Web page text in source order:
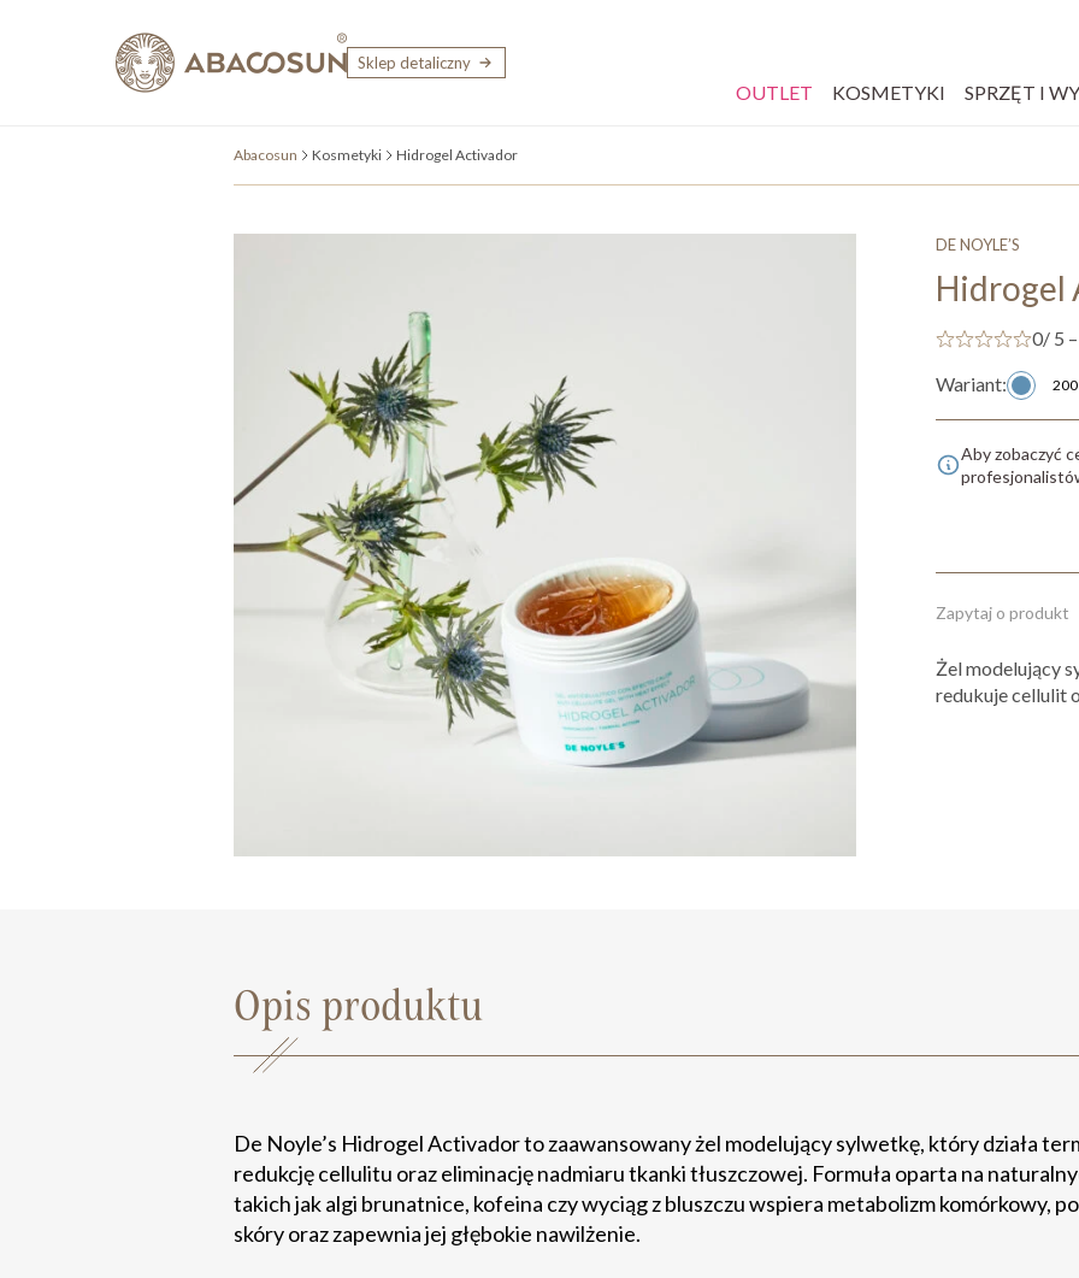
Sklep detaliczny
OUTLET KOSMETYKI SPRZĘT I
Abacosun Kosmetyki Hidrogel Activador
DE NOYLE’S
Hidrogel
0/ 5
Wariant:
Aby zobaczyć
Zapytaj o produkt
Żel modelujący
redukuje cellulit
Opis produktu
De Noyle’s Hidrogel Activador to zaawansowany żel modelujący sylwetkę, który działa
redukcję cellulitu oraz eliminację nadmiaru tkanki tłuszczowej. Formuła oparta na
takich jak algi brunatnice, kofeina czy wyciąg z bluszczu wspiera metabolizm komórkowy,
skóry oraz zapewnia jej głębokie nawilżenie.